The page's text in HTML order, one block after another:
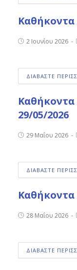
Καθήκοντα
2 Ιουνίου 2026
ΔΙΑΒΑΣΤΕ
Καθήκοντα
29/05/2026
29 Μαΐου 2026
ΔΙΑΒΑΣΤΕ
Καθήκοντα
28 Μαΐου 2026
ΔΙΑΒΑΣΤΕ